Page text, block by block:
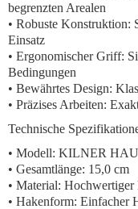
begrenzten Arealen
• Robuste Konstruktion:
Einsatz
• Ergonomischer Griff:
Bedingungen
• Bewährtes Design:
• Präzises Arbeiten:
Technische
• Modell: KILNER
• Gesamtlänge: 15,0 cm
• Material: Hochwertiger
• Hakenform: Einfacher